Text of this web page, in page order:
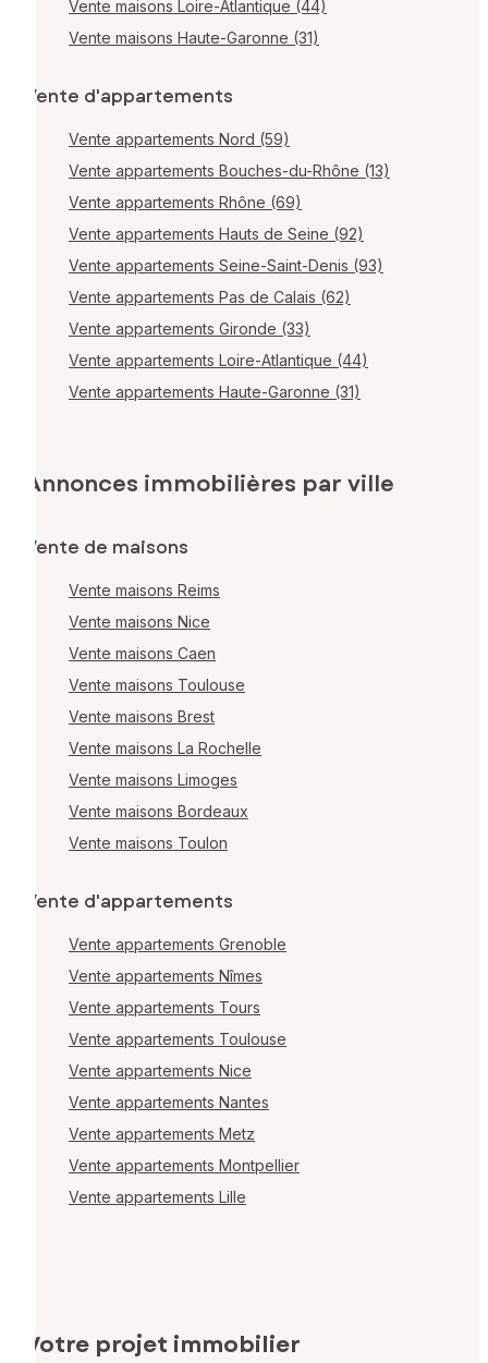
Vente maisons Loire-Atlantique (44)
Vente maisons Haute-Garonne (31)
Vente d'appartements
Vente appartements Nord (59)
Vente appartements Bouches-du-Rhône (13)
Vente appartements Rhône (69)
Vente appartements Hauts de Seine (92)
Vente appartements Seine-Saint-Denis (93)
Vente appartements Pas de Calais (62)
Vente appartements Gironde (33)
Vente appartements Loire-Atlantique (44)
Vente appartements Haute-Garonne (31)
Annonces immobilières par ville
Vente de maisons
Vente maisons Reims
Vente maisons Nice
Vente maisons Caen
Vente maisons Toulouse
Vente maisons Brest
Vente maisons La Rochelle
Vente maisons Limoges
Vente maisons Bordeaux
Vente maisons Toulon
Vente d'appartements
Vente appartements Grenoble
Vente appartements Nîmes
Vente appartements Tours
Vente appartements Toulouse
Vente appartements Nice
Vente appartements Nantes
Vente appartements Metz
Vente appartements Montpellier
Vente appartements Lille
Votre projet immobilier